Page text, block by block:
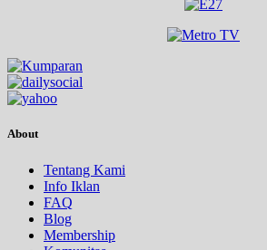
About
Tentang Kami
Info Iklan
FAQ
Blog
Membership